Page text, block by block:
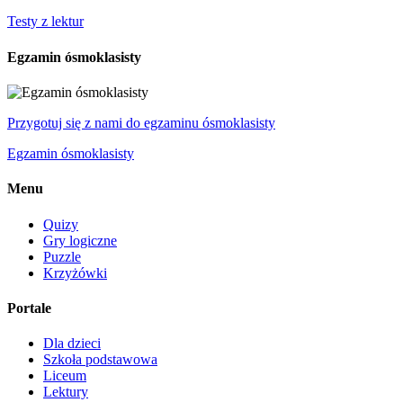
Testy z lektur
Egzamin ósmoklasisty
Przygotuj się z nami do egzaminu ósmoklasisty
Egzamin ósmoklasisty
Menu
Quizy
Gry logiczne
Puzzle
Krzyżówki
Portale
Dla dzieci
Szkoła podstawowa
Liceum
Lektury